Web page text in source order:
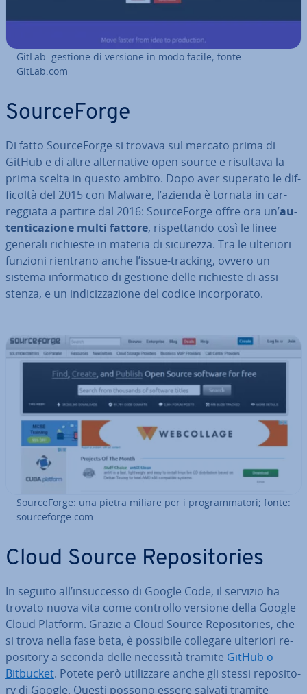
GitLab: gestione di versione in modo facile; fonte:
GitLab.com
Sour­ce­For­ge
Di fatto Sour­ce­For­ge si trovava sul mercato prima di
GitHub e di altre al­ter­na­ti­ve open source e risultava la
prima scelta in questo ambito. Dopo aver superato le dif­
fi­col­tà del 2015 con Malware, l’azienda è tornata in car­
reg­gia­ta a partire dal 2016: Sour­ce­For­ge offre ora un’au­
ten­ti­ca­zio­ne multi fattore, ri­spet­tan­do così le linee
generali richieste in materia di sicurezza. Tra le ulteriori
funzioni rientrano anche l’issue-tracking, ovvero un
sistema in­for­ma­ti­co di gestione delle richieste di as­si­
sten­za, e un in­di­ciz­za­zio­ne del codice in­cor­po­ra­to.
Sour­ce­For­ge: una pietra miliare per i pro­gram­ma­to­ri; fonte:
sour­ce­for­ge.com
Cloud Source Re­po­si­to­ries
In seguito all’in­suc­ces­so di Google Code, il servizio ha
trovato nuova vita come controllo versione della Google
Cloud Platform. Grazie a Cloud Source Re­po­si­to­ries, che
si trova nella fase beta, è possibile collegare ulteriori re­
po­si­to­ry a seconda delle necessità tramite GitHub o
Bitbucket. Potete però uti­liz­za­re anche gli stessi re­po­si­to­
ry di Google. Questi possono essere salvati tramite